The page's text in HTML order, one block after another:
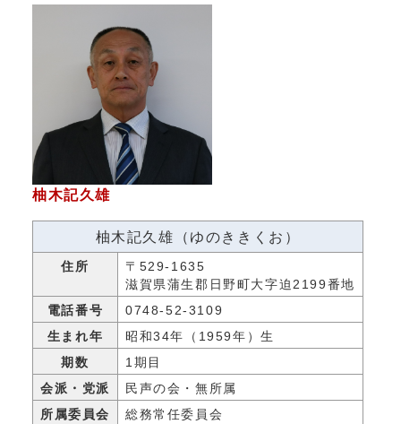
柚木記久雄
柚木記久雄（ゆのききくお）
住所
〒529-1635
滋賀県蒲生郡日野町大字迫2199番地
電話番号
0748-52-3109
生まれ年
昭和34年（1959年）生
期数
1期目
会派・党派
民声の会・無所属
所属委員会
総務常任委員会